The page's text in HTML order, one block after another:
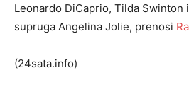
Leonardo DiCaprio, Tilda Swinton
supruga Angelina Jolie, prenosi
(24sata.info)